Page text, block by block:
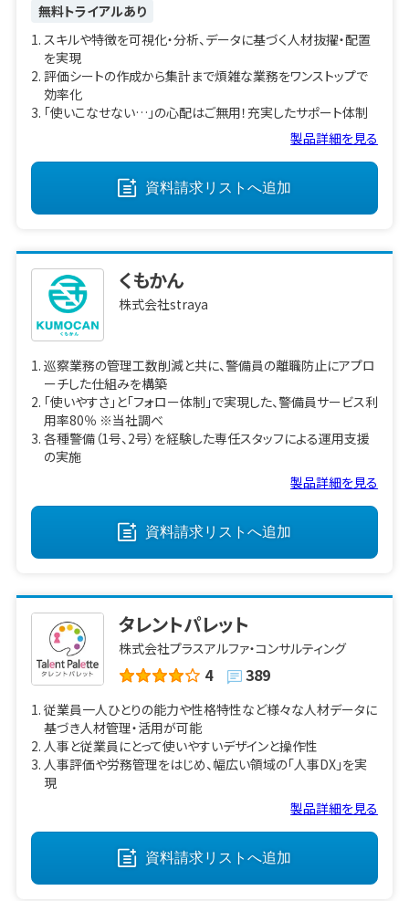
無料トライアルあり
スキルや特徴を可視化・分析、データに基づく人材抜擢・配置
を実現
評価シートの作成から集計まで煩雑な業務をワンストップで
効率化
「使いこなせない…」の心配はご無用！充実したサポート体制
製品詳細を見る
資料請求リストへ追加
くもかん
株式会社straya
巡察業務の管理工数削減と共に、警備員の離職防止にアプロ
ーチした仕組みを構築
「使いやすさ」と「フォロー体制」で実現した、警備員サービス利
用率80％ ※当社調べ
各種警備（1号、2号）を経験した専任スタッフによる運用支援
の実施
製品詳細を見る
資料請求リストへ追加
タレントパレット
株式会社プラスアルファ・コンサルティング
4 389
従業員一人ひとりの能力や性格特性など様々な人材データに
基づき人材管理・活用が可能
人事と従業員にとって使いやすいデザインと操作性
人事評価や労務管理をはじめ、幅広い領域の「人事DX」を実
現
製品詳細を見る
資料請求リストへ追加